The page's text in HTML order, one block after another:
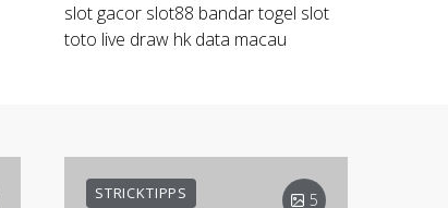
slot gacor slot88 bandar togel slot
toto live draw hk data macau
5
STRICKTIPPS